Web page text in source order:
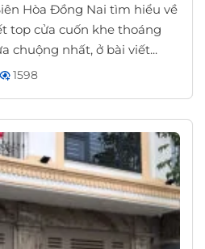
Hòa Đồng Nai tìm hiểu về
top cửa cuốn khe thoáng
chuộng nhất, ở bài viết...
1598